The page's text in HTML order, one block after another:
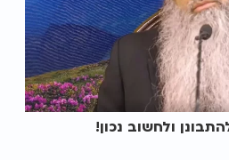
ולחשוב נכון!